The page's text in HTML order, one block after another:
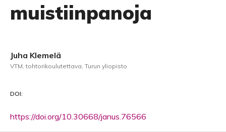
muistiinpanoja
Juha Klemelä
VTM, tohtorikoulutettava, Turun yliopisto
DOI:
https://doi.org/10.30668/janus.76566